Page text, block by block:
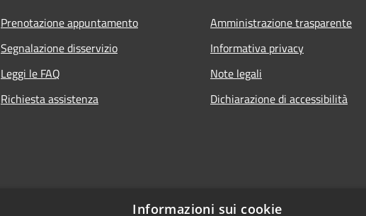
Prenotazione appuntamento
Segnalazione disservizio
Leggi le FAQ
Richiesta assistenza
Amministrazione trasparente
Informativa privacy
Note legali
Dichiarazione di accessibilità
Informazioni sui cookie